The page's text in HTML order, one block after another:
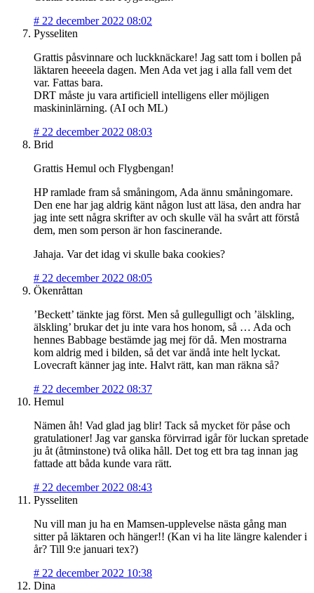
# 22 december 2022 08:02
Pysseliten
Grattis påsvinnare och luckknäckare! Jag satt tom i bollen på
läktaren heeeela dagen. Men Ada vet jag i alla fall vem det
var. Fattas bara.
DRT måste ju vara artificiell intelligens eller möjligen
maskininlärning. (AI och ML)
# 22 december 2022 08:03
Brid
Grattis Hemul och Flygbengan!
HP ramlade fram så småningom, Ada ännu småningomare.
Den ene har jag aldrig känt någon lust att läsa, den andra har
jag inte sett några skrifter av och skulle väl ha svårt att förstå
dem, men som person är hon fascinerande.
Jahaja. Var det idag vi skulle baka cookies?
# 22 december 2022 08:05
Ökenråttan
’Beckett’ tänkte jag först. Men så gullegulligt och ’älskling,
älskling’ brukar det ju inte vara hos honom, så … Ada och
hennes Babbage bestämde jag mej för då. Men mostrarna
kom aldrig med i bilden, så det var ändå inte helt lyckat.
Lovecraft känner jag inte. Halvt rätt, kan man räkna så?
# 22 december 2022 08:37
Hemul
Nämen åh! Vad glad jag blir! Tack så mycket för påse och
gratulationer! Jag var ganska förvirrad igår för luckan spretade
ju åt (åtminstone) två olika håll. Det tog ett bra tag innan jag
fattade att båda kunde vara rätt.
# 22 december 2022 08:43
Pysseliten
Nu vill man ju ha en Mamsen-upplevelse nästa gång man
sitter på läktaren och hänger!! (Kan vi ha lite längre kalender i
år? Till 9:e januari tex?)
# 22 december 2022 10:38
Dina